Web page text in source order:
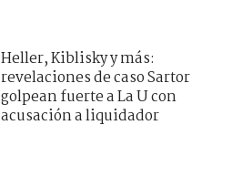
’Vikingos’ son cosa seria: Noruega
exige renuncia inmediata de
Gianni Infantino al mando de la
FIFA